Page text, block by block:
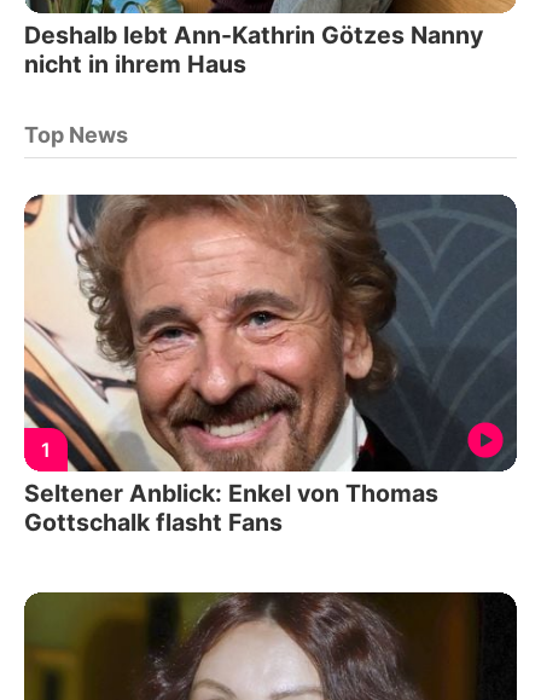
Deshalb lebt Ann-Kathrin Götzes Nanny
nicht in ihrem Haus
Top News
1
Seltener Anblick: Enkel von Thomas
Gottschalk flasht Fans